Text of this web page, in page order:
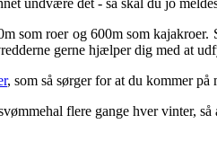
som roer og 600m som
gerne hjælper dig med at
, som så sørger for at du kommer på
flere gange hver vinter,